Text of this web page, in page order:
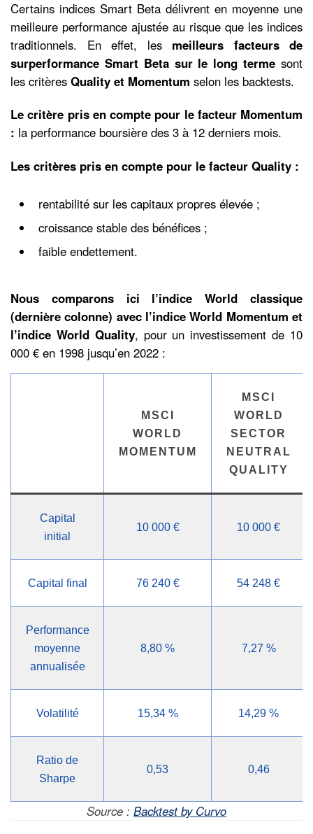
Certains indices Smart Beta délivrent en moyenne une
meilleure performance ajustée au risque que les indices
traditionnels. En effet, les meilleurs facteurs de
surperformance Smart Beta sur le long terme sont
les critères Quality et Momentum selon les backtests.
Le critère pris en compte pour le facteur Momentum
: la performance boursière des 3 à 12 derniers mois.
Les critères pris en compte pour le facteur Quality :
rentabilité sur les capitaux propres élevée ;
croissance stable des bénéfices ;
faible endettement.
Nous comparons ici l’indice World classique
(dernière colonne) avec l’indice World Momentum et
l’indice World Quality, pour un investissement de 10
000 € en 1998 jusqu’en 2022 :
MSCI
WORLD
MOMENTUM
MSCI
WORLD
SECTOR
NEUTRAL
QUALITY
Capital
initial
10 000 € 10 000 €
Capital final 76 240 € 54 248 €
Performance
moyenne
annualisée
8,80 % 7,27 %
Volatilité 15,34 % 14,29 %
Ratio de
Sharpe
0,53 0,46
Source : Backtest by Curvo